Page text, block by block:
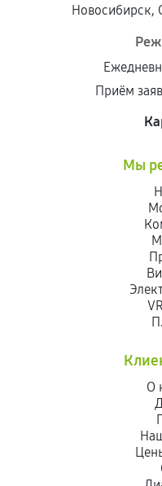
Новосибирск,
Приём
Мы
О